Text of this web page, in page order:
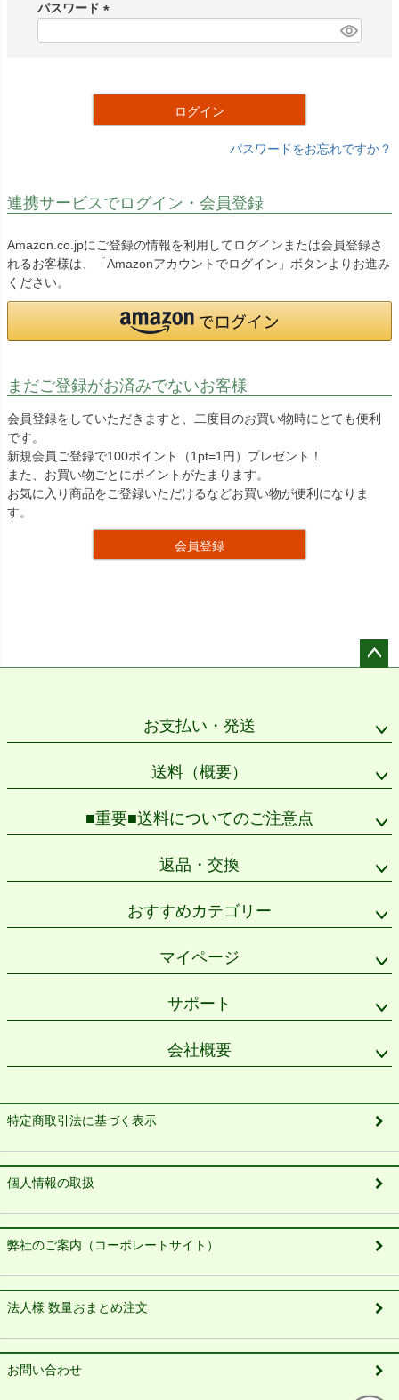
)
パスワード
ログイン
パスワードをお忘れですか？
連携サービスでログイン・会員登録
Amazon.co.jpにご登録の情報を利用してログインまたは会員登録さ
れるお客様は、「Amazonアカウントでログイン」ボタンよりお進み
ください。
まだご登録がお済みでないお客様
会員登録をしていただきますと、二度目のお買い物時にとても便利
です。
新規会員ご登録で100ポイント（1pt=1円）プレゼント！
また、お買い物ごとにポイントがたまります。
お気に入り商品をご登録いただけるなどお買い物が便利になりま
す。
会員登録
お支払い・発送
送料（概要）
■重要■送料についてのご注意点
返品・交換
おすすめカテゴリー
マイページ
サポート
会社概要
特定商取引法に基づく表示
個人情報の取扱
弊社のご案内（コーポレートサイト）
法人様 数量おまとめ注文
お問い合わせ